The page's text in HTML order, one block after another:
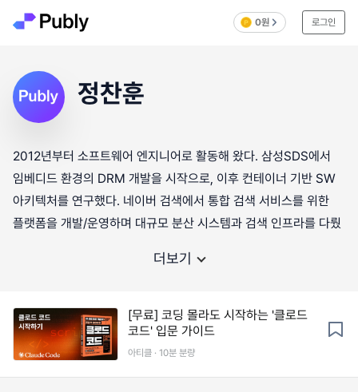
0원 로그인
정찬훈
2012년부터 소프트웨어 엔지니어로 활동해 왔다. 삼성SDS에서
임베디드 환경의 DRM 개발을 시작으로, 이후 컨테이너 기반 SW
아키텍처를 연구했다. 네이버 검색에서 통합 검색 서비스를 위한
플랫폼을 개발/운영하며 대규모 분산 시스템과 검색 인프라를 다뤘
더보기
[무료] 코딩 몰라도 시작하는 '클로드
코드' 입문 가이드
아티클 · 10분 분량